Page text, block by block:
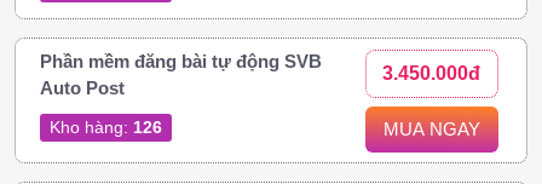
Phần mềm đăng bài tự động SVB
Auto Post
Kho hàng: 126
3.450.000đ
MUA NGAY